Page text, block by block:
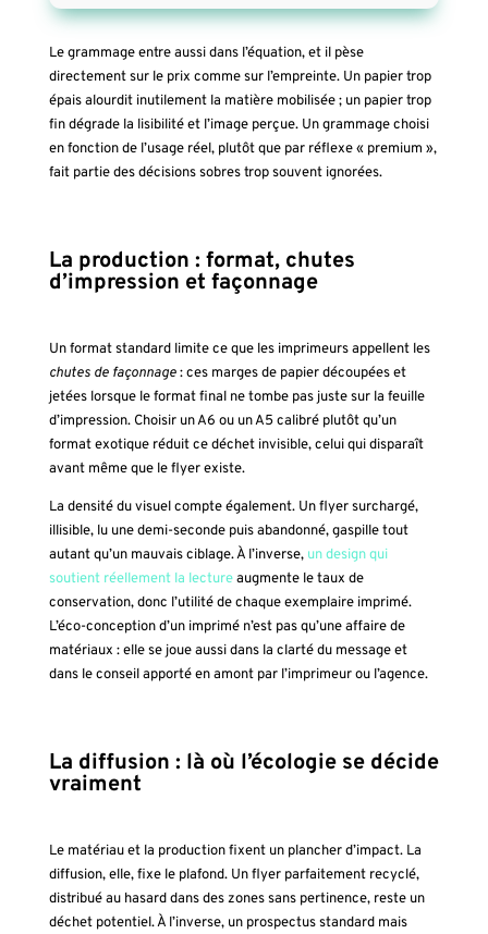
Le grammage entre aussi dans l’équation, et il pèse
directement sur le prix comme sur l’empreinte. Un papier trop
épais alourdit inutilement la matière mobilisée ; un papier trop
fin dégrade la lisibilité et l’image perçue. Un grammage choisi
en fonction de l’usage réel, plutôt que par réflexe « premium »,
fait partie des décisions sobres trop souvent ignorées.
La production : format, chutes
d’impression et façonnage
Un format standard limite ce que les imprimeurs appellent les
chutes de façonnage: ces marges de papier découpées et
jetées lorsque le format final ne tombe pas juste sur la feuille
d’impression. Choisir un A6 ou un A5 calibré plutôt qu’un
format exotique réduit ce déchet invisible, celui qui disparaît
avant même que le flyer existe.
La densité du visuel compte également. Un flyer surchargé,
illisible, lu une demi-seconde puis abandonné, gaspille tout
autant qu’un mauvais ciblage. À l’inverse, un design qui
soutient réellement la lectureaugmente le taux de
conservation, donc l’utilité de chaque exemplaire imprimé.
L’éco-conception d’un imprimé n’est pas qu’une affaire de
matériaux : elle se joue aussi dans la clarté du message et
dans le conseil apporté en amont par l’imprimeur ou l’agence.
La diffusion : là où l’écologie se décide
vraiment
Le matériau et la production fixent un plancher d’impact. La
diffusion, elle, fixe le plafond. Un flyer parfaitement recyclé,
distribué au hasard dans des zones sans pertinence, reste un
déchet potentiel. À l’inverse, un prospectus standard mais